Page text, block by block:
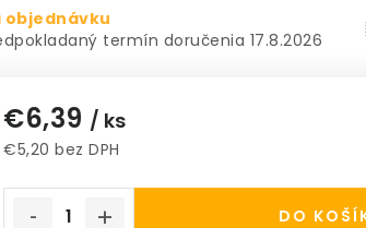
objednávku
17.8.2026
€6,39 / ks
€5,20 bez DPH
DO